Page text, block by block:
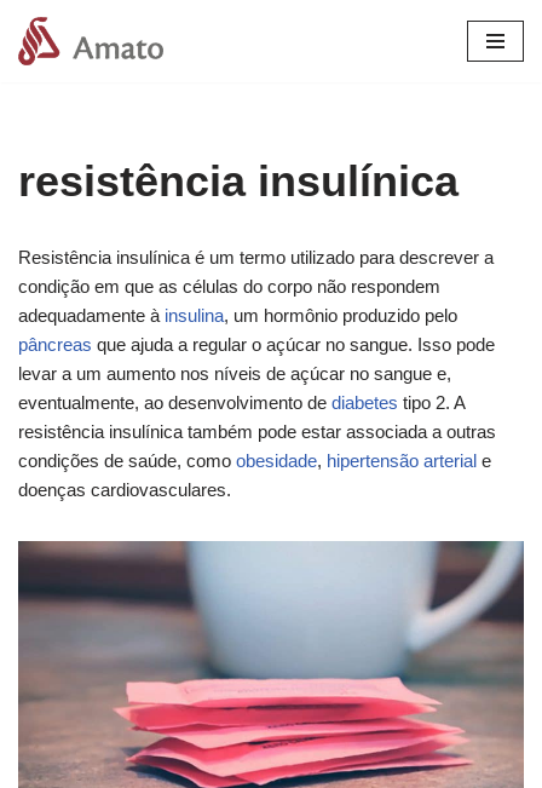
Pular
resistência insulínica
Resistência insulínica é um termo utilizado para descrever a
condição em que as células do corpo não respondem
adequadamente à insulina, um hormônio produzido pelo
pâncreas que ajuda a regular o açúcar no sangue. Isso pode
levar a um aumento nos níveis de açúcar no sangue e,
eventualmente, ao desenvolvimento de diabetes tipo 2. A
resistência insulínica também pode estar associada a outras
condições de saúde, como obesidade, hipertensão arterial e
doenças cardiovasculares.